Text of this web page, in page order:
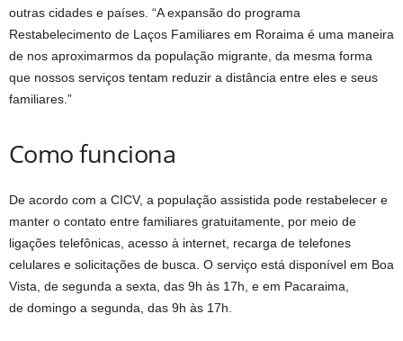
outras cidades e países. “A expansão do programa
Restabelecimento de Laços Familiares em Roraima é uma maneira
de nos aproximarmos da população migrante, da mesma forma
que nossos serviços tentam reduzir a distância entre eles e seus
familiares.”
Como funciona
De acordo com a CICV, a população assistida pode restabelecer e
manter o contato entre familiares gratuitamente, por meio de
ligações telefônicas, acesso à internet, recarga de telefones
celulares e solicitações de busca. O serviço está disponível em Boa
Vista, de segunda a sexta, das 9h às 17h, e em Pacaraima,
de domingo a segunda, das 9h às 17h.